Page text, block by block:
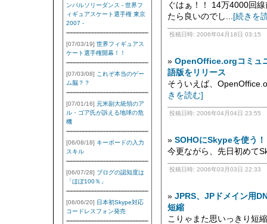
ンパルソリーダンス - 世界フ
ィギュアスケート選手権 東京
2007 -
[07/03/19] 世界フィギュアス
ケート選手権開幕！！
[07/03/08] これぞ本当のゲー
ム脳？？
[07/01/16] 元米副大統領のア
ル・ゴア氏が訴える地球の危
機
[06/08/18] キーボードの入力
スキル
[06/07/28] ブログの認知度は
「ほぼ100％」
[06/06/20] 日本初Skype対応
コードレスフォン発売
ぐはぁ！！ 14万4000回
たら良いのでし... [続きを
投稿日時: 2006年04月18日 03:15
» OpenOffice.orgコミュ
語版をリリース
そういえば、
きを読む]
投稿日時: 2006年04月04日 23:55
» SOHOにSkypeを使う
今更ながら、先日初めて
投稿日時: 2006年03月03日 22:33
» JPRS、JPドメイン用
短縮
こりゃまた思いっきり短